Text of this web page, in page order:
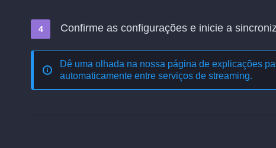
Confirme as configurações e inicie a
Dê uma olhada na nossa página de explicações
automaticamente entre serviços de streaming.